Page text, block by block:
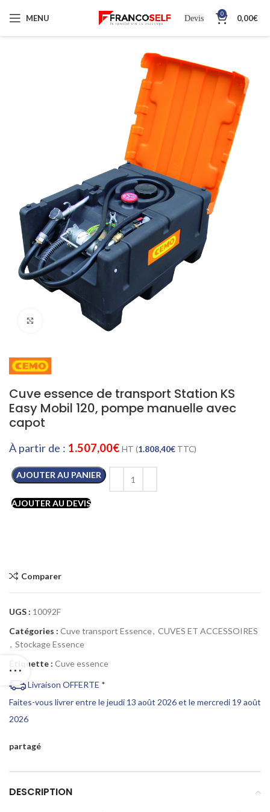
MENU Devis 0 0,00€
Cliquez pour agrandir
Cuve essence de transport Station KS
Easy Mobil 120, pompe manuelle avec
capot
À partir de : 1.507,00€ HT (1.808,40€ TTC)
AJOUTER AU PANIER
AJOUTER AU DEVIS
Comparer
UGS : 10092F
Catégories : Cuve transport Essence, CUVES ET ACCESSOIRES
, Stockage Essence
Étiquette : Cuve essence
Livraison OFFERTE *
Faites-vous livrer entre le jeudi 13 août 2026 et le mercredi 19 août
2026
partagé
DESCRIPTION